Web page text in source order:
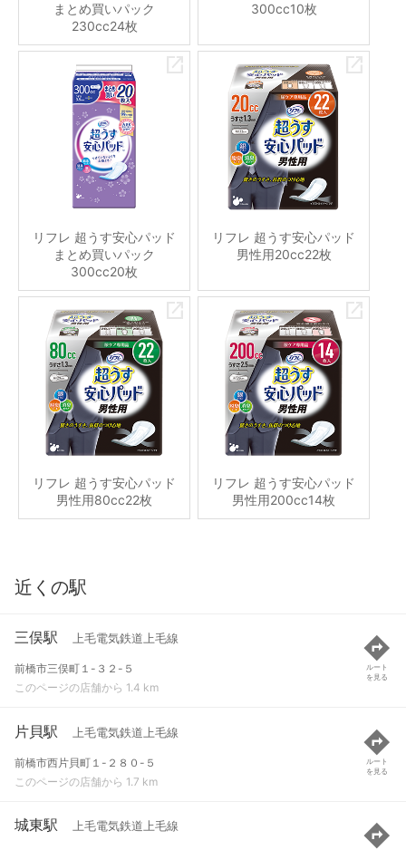
まとめ買いパック
230cc24枚
300cc10枚
リフレ 超うす安心パッド
まとめ買いパック
300cc20枚
リフレ 超うす安心パッド
男性用20cc22枚
リフレ 超うす安心パッド
男性用80cc22枚
リフレ 超うす安心パッド
男性用200cc14枚
近くの駅
三俣駅 上毛電気鉄道上毛線
前橋市三俣町１-３２-５
このページの店舗から 1.4 km
ルート
を見る
片貝駅 上毛電気鉄道上毛線
前橋市西片貝町１-２８０-５
このページの店舗から 1.7 km
ルート
を見る
城東駅 上毛電気鉄道上毛線